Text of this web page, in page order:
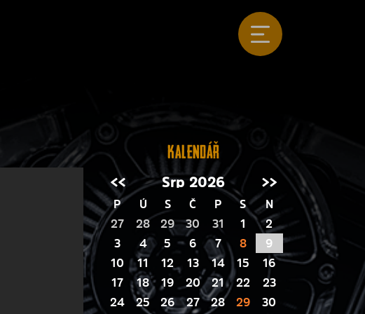
Kalendář
<< Srp 2026 >>
P Ú S Č P S
N
27
28 29 30 31 1
2
3
4 5 6 7 8
9
10
11 12 13 14 15
16
17
18 19 20 21 22
23
24
25 26 27 28 29
30